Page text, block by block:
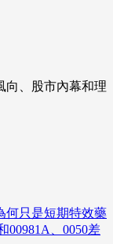
向、股市內幕和理
何只是短期特效藥
00981A、0050差